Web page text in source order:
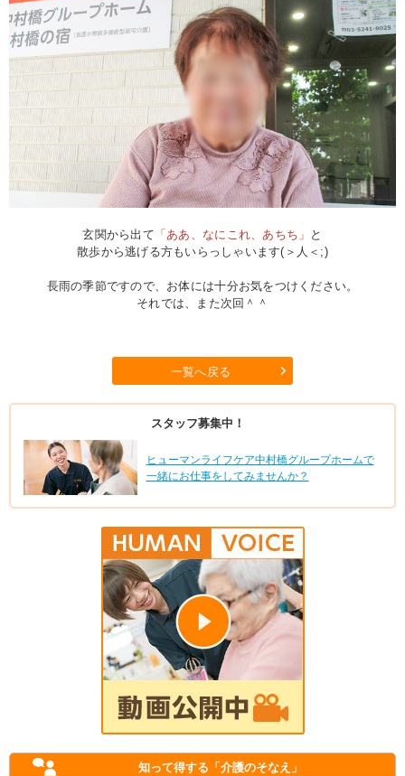
玄関から出て 「ああ、なにこれ、あちち」 と
散歩から逃げる方もいらっしゃいます(＞人＜;)
長雨の季節ですので、お体には十分お気をつけください。
それでは、また次回＾＾
一覧へ戻る
スタッフ募集中！
ヒューマンライフケア中村橋グループホームで
一緒にお仕事をしてみませんか？
知って得する 「介護のそなえ」